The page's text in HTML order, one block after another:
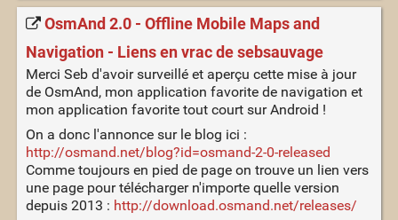
OsmAnd 2.0 - Offline Mobile Maps and
Navigation - Liens en vrac de sebsauvage
Merci Seb d'avoir surveillé et aperçu cette mise à jour
de OsmAnd, mon application favorite de navigation et
mon application favorite tout court sur Android !
On a donc l'annonce sur le blog ici :
http://osmand.net/blog?id=osmand-2-0-released
Comme toujours en pied de page on trouve un lien vers
une page pour télécharger n'importe quelle version
depuis 2013 : http://download.osmand.net/releases/